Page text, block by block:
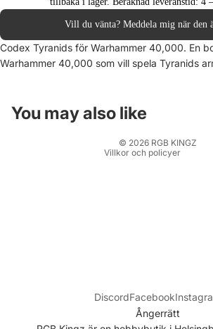
Vill du vänta? Meddela mig när den
Codex Tyranids för Warhammer 40,000. En
Warhammer 40,000 som vill spela Tyranids
You may also like
© 2026 RGB KINGZ
Villkor och policyer
Återbetalningspolicy
Integritetspolicy
Användarvillkor
Kontaktinformation
DiscordFacebook
Ångerrätt